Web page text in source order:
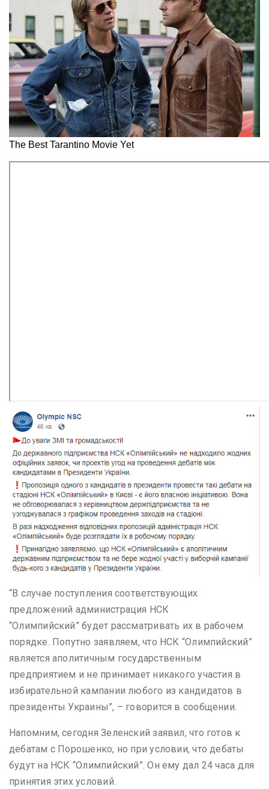
“В случае поступления соответствующих
предложений администрация НСК
“Олимпийский” будет рассматривать их в рабочем
порядке. Попутно заявляем, что НСК “Олимпийский”
является аполитичным государственным
предприятием и не принимает никакого участия в
избирательной кампании любого из кандидатов в
президенты Украины”, – говорится в сообщении.
Напомним, сегодня Зеленский заявил, что готов к
дебатам с Порошенко, но при условии, что дебаты
будут на НСК “Олимпийский”. Он ему дал 24 часа для
принятия этих условий.